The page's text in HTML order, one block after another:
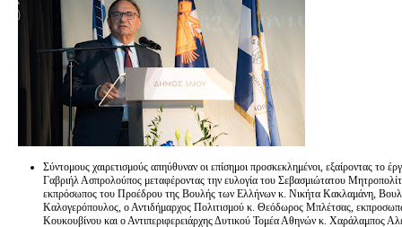
Σύντομους χαιρετισμούς απηύθυναν οι επίσημοι προσκεκλημένοι, εξαίροντας το
Γαβριήλ Ασπρολούπος μεταφέροντας την ευλογία του Σεβασμιώτατου
εκπρόσωπος του Προέδρου της Βουλής των Ελλήνων κ. Νικήτα Κακλαμάνη,
Καλογερόπουλος, ο Αντιδήμαρχος Πολιτισμού κ. Θεόδωρος Μπλέτσας,
Κουκουβίνου και ο Αντιπεριφερειάρχης Δυτικού Τομέα Αθηνών κ. Χαράλαμπος